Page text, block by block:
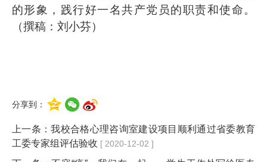
的形象，践行好一名共产党员的职责和使命。
（撰稿：刘小芬）
分享到：
上一条：我校合格心理咨询室建设项目顺利通过省委教育
工委专家组评估验收 [ 2020-12-02 ]